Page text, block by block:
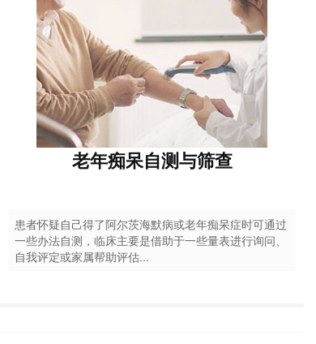
老年痴呆自测与筛查
患者怀疑自己得了阿尔茨海默病或老年痴呆症时可通过
一些办法自测，临床主要是借助于一些量表进行询问、
自我评定或家属帮助评估...